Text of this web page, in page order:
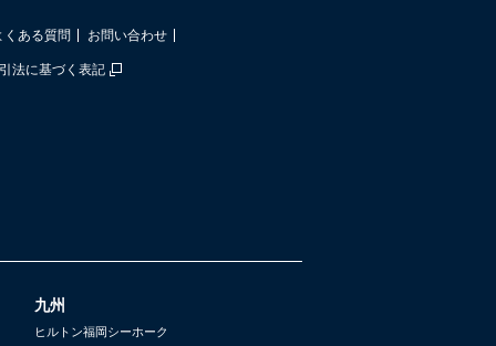
くある質問 お問い合わせ
法に基づく表記
九州
ヒルトン福岡シーホーク